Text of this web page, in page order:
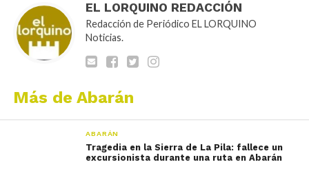
EL LORQUINO REDACCIÓN
Redacción de Periódico EL LORQUINO
Noticias.
Más de Abarán
ABARÁN
Tragedia en la Sierra de La Pila: fallece un
excursionista durante una ruta en Abarán